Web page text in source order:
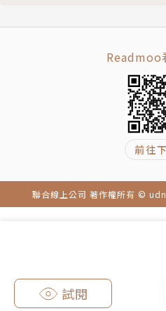
試閱
開拓視野，更樂於與人分享
譯工作。譯作有《心流：高
學》、《大腦韌性：高齡
《我發瘋的那段日子》、《
級細菌的真實故事》、《
症探祕》、《生命的關鍵決
Readmoo
前往
聯合線上公司 著作權所有 ©